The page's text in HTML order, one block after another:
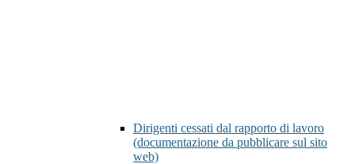
Dirigenti cessati dal rapporto di lavoro
(documentazione da pubblicare sul sito
web)